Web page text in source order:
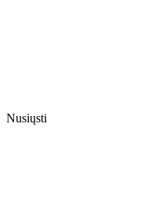
Nusiųsti